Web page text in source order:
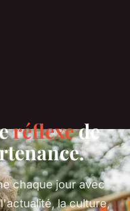
réflexede
chaque jour avec
la culture,